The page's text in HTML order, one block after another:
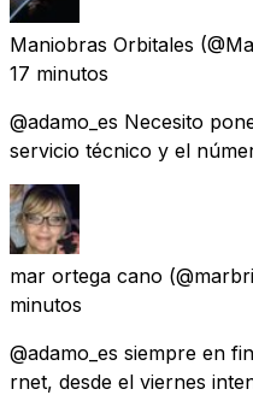
Maniobras Orbitales
17 minutos
@adamo_es Necesito
servicio técnico y el
mar ortega cano
minutos
@adamo_es siempre en
rnet, desde el viernes